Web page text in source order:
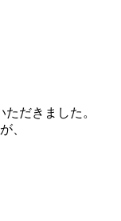
だきました。
、